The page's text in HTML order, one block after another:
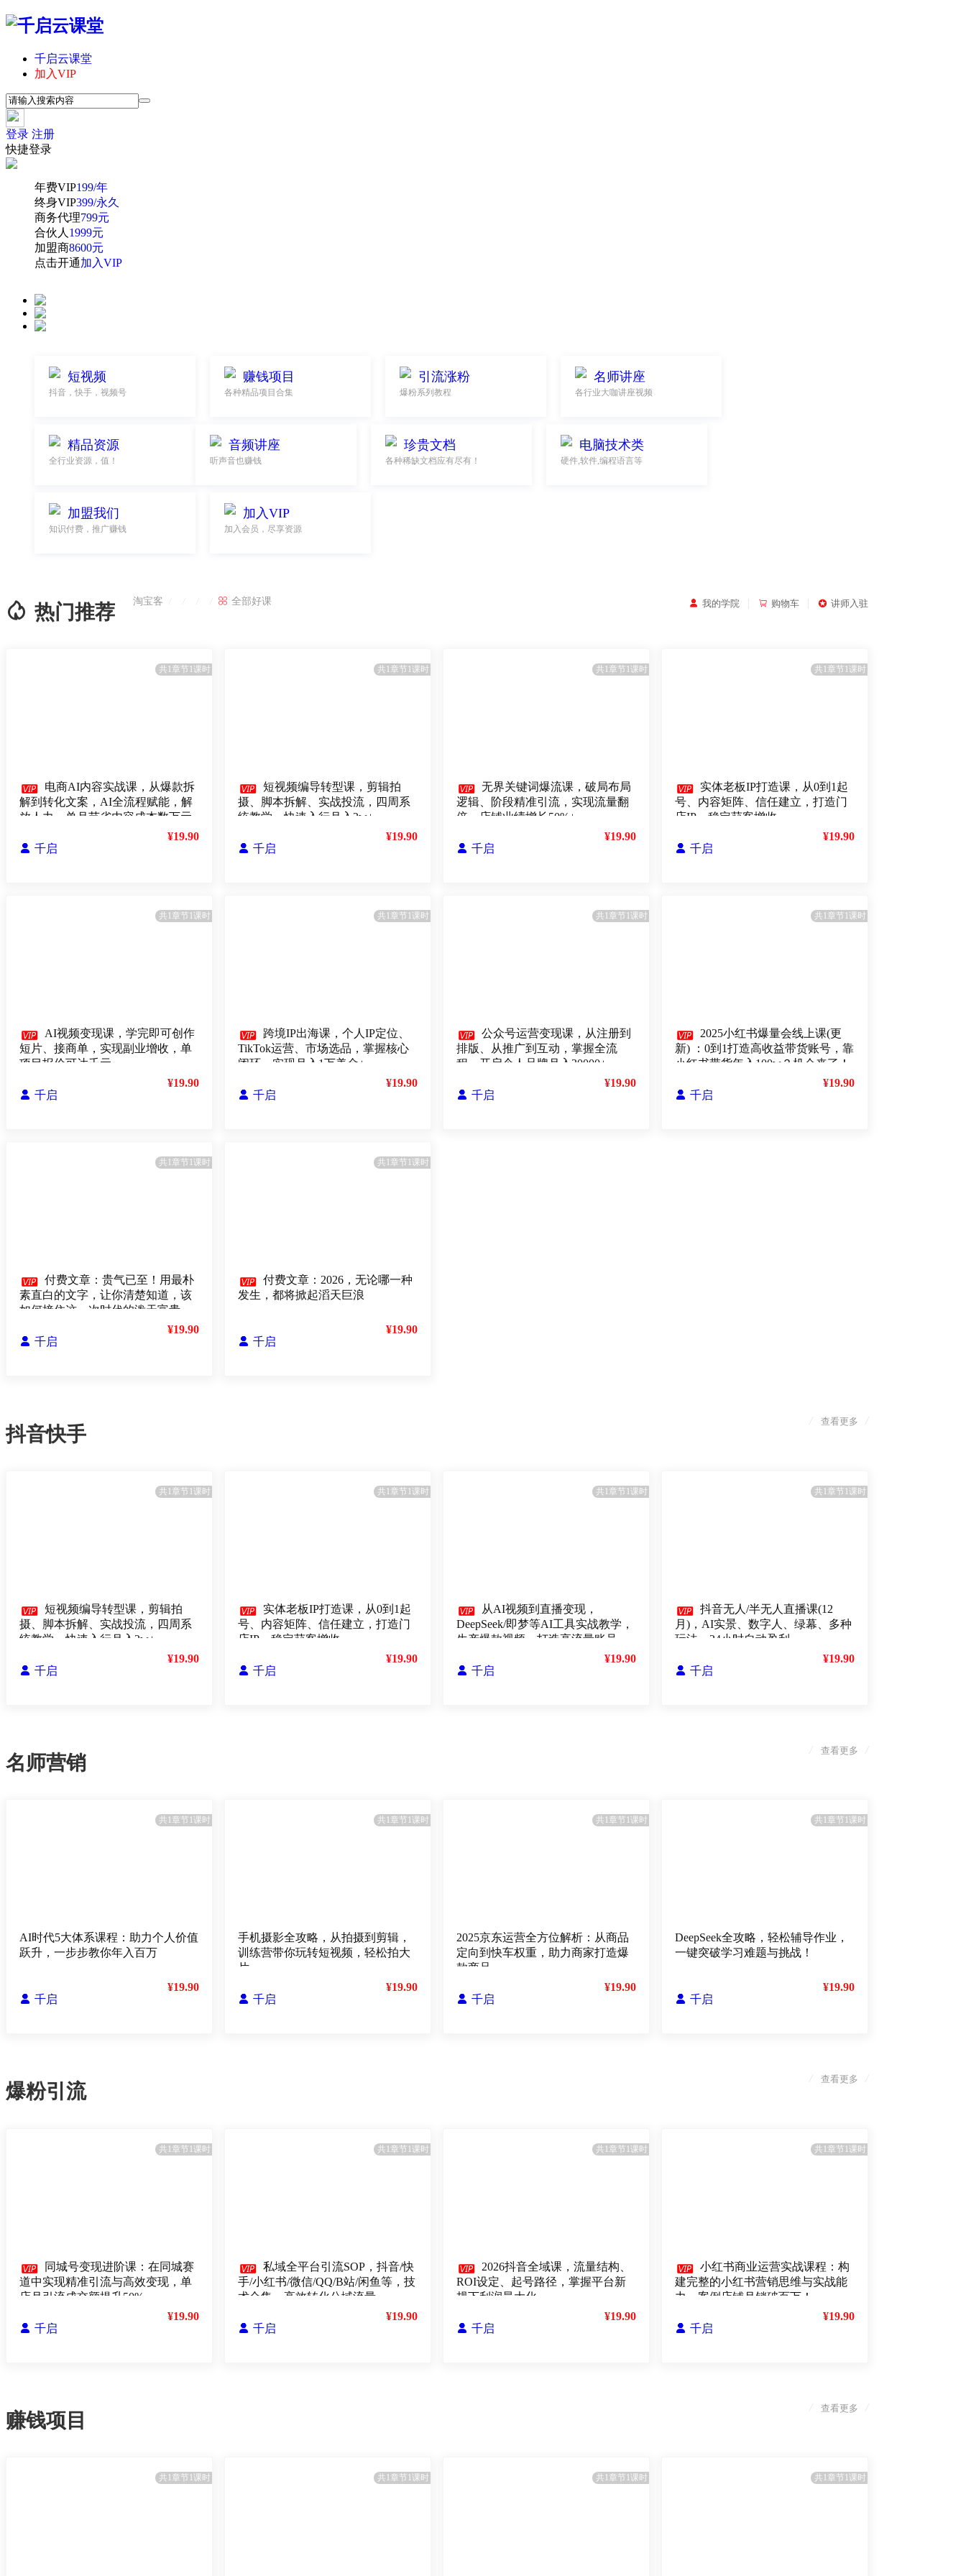
千启云课堂
加入VIP
登录 注册
快捷登录
年费VIP199/年
终身VIP399/永久
商务代理799元
合伙人 1999元
加盟商8600元
点击开通加入VIP
短视频
抖音，快手，视频号
赚钱项目
各种精品项目合集
引流涨粉
爆粉系列教程
名师讲座
各行业大咖讲座视频
精品资源
全行业资源，值！
音频讲座
听声音也赚钱
珍贵文档
各种稀缺文档应有尽有！
电脑技术类
硬件,软件,编程语言等
加盟我们
知识付费，推广赚钱
加入VIP
加入会员，尽享资源
 我的学院  购物车  讲师入驻
 热门推荐 淘宝客  全部好课
共1章节1课时
 电商AI内容实战课，从爆款拆
解到转化文案，AI全流程赋能，解
放人力，单月节省内容成本数万元
 千启
¥19.90
共1章节1课时
 短视频编导转型课，剪辑拍
摄、脚本拆解、实战投流，四周系
统教学，快速入行月入2w+
 千启
¥19.90
共1章节1课时
 无界关键词爆流课，破局布局
逻辑、阶段精准引流，实现流量翻
倍，店铺业绩增长50%+
 千启
¥19.90
共1章节1课时
 实体老板IP打造课，从0到1起
号、内容矩阵、信任建立，打造门
店IP，稳定获客增收
 千启
¥19.90
共1章节1课时
 AI视频变现课，学完即可创作
短片、接商单，实现副业增收，单
项目报价可达千元
 千启
¥19.90
共1章节1课时
 跨境IP出海课，个人IP定位、
TikTok运营、市场选品，掌握核心
闭环，实现月入1万美金+
 千启
¥19.90
共1章节1课时
 公众号运营变现课，从注册到
排版、从推广到互动，掌握全流
程，开启个人品牌月入30000+
 千启
¥19.90
共1章节1课时
 2025小红书爆量会线上课(更
新) ：0到1打造高收益带货账号，靠
小红书带货年入100w？机会来了！
 千启
¥19.90
共1章节1课时
 付费文章：贵气已至！用最朴
素直白的文字，让你清楚知道，该
如何接住这一次时代的泼天富贵
 千启
¥19.90
共1章节1课时
 付费文章：2026，无论哪一种
发生，都将掀起滔天巨浪
 千启
¥19.90
抖音快手
查看更多
共1章节1课时
 短视频编导转型课，剪辑拍
摄、脚本拆解、实战投流，四周系
统教学，快速入行月入2w+
 千启
¥19.90
共1章节1课时
 实体老板IP打造课，从0到1起
号、内容矩阵、信任建立，打造门
店IP，稳定获客增收
 千启
¥19.90
共1章节1课时

从AI视频到直播变现，
DeepSeek/即梦等AI工具实战教学，
生产爆款视频，打造高流量账号
 千启
¥19.90
共1章节1课时
 抖音无人/半无人直播课(12
月)，AI实景、数字人、绿幕、多种
玩法、24小时自动盈利
 千启
¥19.90
名师营销
查看更多
共1章节1课时
AI时代5大体系课程：助力个人价值
跃升，一步步教你年入百万
 千启
¥19.90
共1章节1课时
手机摄影全攻略，从拍摄到剪辑，
训练营带你玩转短视频，轻松拍大
片
 千启
¥19.90
共1章节1课时
2025京东运营全方位解析：从商品
定向到快车权重，助力商家打造爆
款商品
 千启
¥19.90
共1章节1课时
DeepSeek全攻略，轻松辅导作业，
一键突破学习难题与挑战！
 千启
¥19.90
爆粉引流
查看更多
共1章节1课时

同城号变现进阶课：在同城赛
道中实现精准引流与高效变现，单
店月引流成交额提升50%
 千启
¥19.90
共1章节1课时
 私域全平台引流SOP，抖音/快
手/小红书/微信/QQ/B站/闲鱼等，技
术合集，高效转化公域流量
 千启
¥19.90
共1章节1课时
 2026抖音全域课，流量结构、
ROI设定、起号路径，掌握平台新
规下利润最大化
 千启
¥19.90
共1章节1课时
 小红书商业运营实战课程：构
建完整的小红书营销思维与实战能
力，案例店铺月销破百万！
 千启
¥19.90
赚钱项目
查看更多
共1章节1课时 共1章节1课时 共1章节1课时 共1章节1课时